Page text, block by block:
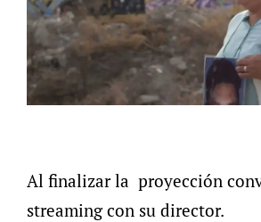
Al finalizar la proyección
streaming con su director.